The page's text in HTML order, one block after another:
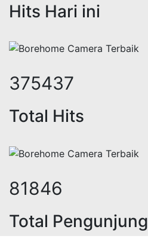
Hits Hari ini
459342
Total Hits
100137
Total Pengunjung